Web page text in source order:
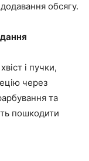
обсягу.
і пучки,
через
та
пошкодити